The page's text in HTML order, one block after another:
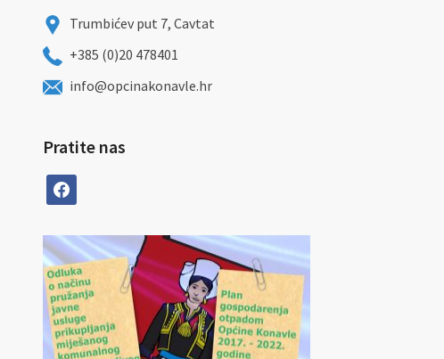
Trumbićev put 7, Cavtat
+385 (0)20 478401
info@opcinakonavle.hr
Pratite nas
facebook